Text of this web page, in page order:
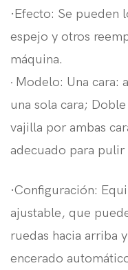
·Efecto: Se pueden
espejo y otros
máquina.
· Modelo: Una cara:
una sola cara;
vajilla por ambas
adecuado para
·Configuración:
ajustable, que
ruedas hacia arriba
encerado